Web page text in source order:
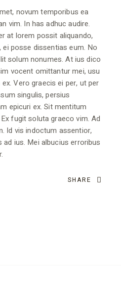
novum temporibus ea
vim. In has adhuc audire.
at lorem possit aliquando,
posse dissentias eum. No
solum nonumes. At ius dico
vocent omittantur mei, usu
Vero graecis ei per, ut per
singulis, persius
epicuri ex. Sit mentitum
fugit soluta graeco vim. Ad
Id vis indoctum assentior,
ius. Mei albucius erroribus
SHARE